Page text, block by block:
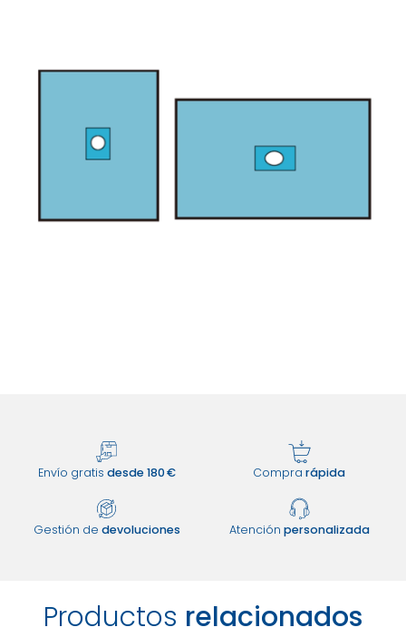
Envío gratis desde 180 € Comprarápida
Gestión de devoluciones Atención personalizada
Productos relacionados